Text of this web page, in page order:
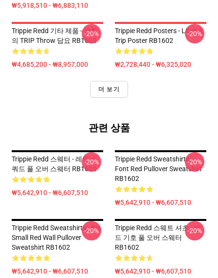
₩5,918,510 - ₩6,883,110
Trippie Redd 기타 제품 - 생활
의 TRIP Throw 담요 RB1602
₩4,685,200 - ₩8,957,000
-20%
Trippie Redd Posters - Life's A
Trip Poster RB1602
₩2,728,440 - ₩6,325,020
-20%
더 보기
관련 상품
Trippie Redd 스웨터 - 레드 스
쿼드 풀 오버 스웨터 RB1602
₩5,642,910 - ₩6,607,510
-20%
Trippie Redd Sweatshirts -
Font Red Pullover Sweatshirt
RB1602
₩5,642,910 - ₩6,607,510
-20%
Trippie Redd Sweatshirts - Big
Small Red Wall Pullover
Sweatshirt RB1602
₩5,642,910 - ₩6,607,510
-20%
Trippie Redd 스웨트 셔츠 - 레
드 기호 풀 오버 스웨터
RB1602
₩5,642,910 - ₩6,607,510
-20%